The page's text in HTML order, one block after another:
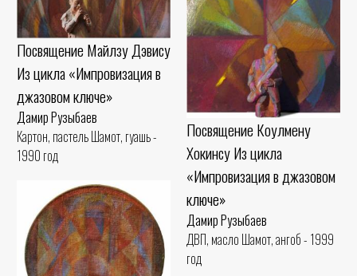
Посвящение Коулмену
Хокинсу Из цикла
«Импровизация в джазовом
ключе»
Дамир Рузыбаев
ДВП, масло Шамот, ангоб - 1999
год
Посвящение Майлзу Дэвису
Из цикла «Импровизация в
джазовом ключе»
Дамир Рузыбаев
Картон, пастель Шамот, гуашь -
1990 год